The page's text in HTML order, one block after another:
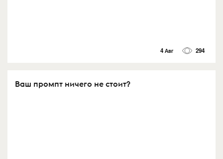
4 Авг 294
Ваш промпт ничего не стоит?